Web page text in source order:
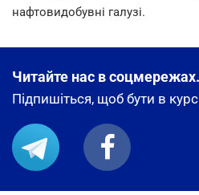
нафтовидобувні галузі.
Читайте нас в соцмережах.
Підпишіться, щоб бути в